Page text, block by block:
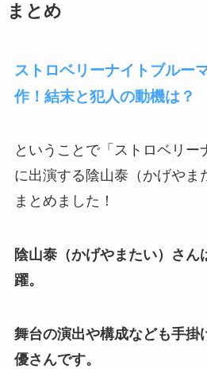
まとめ
ストロベリーナイトブルー
作！結末と犯人の動機は？
ということで「ストロベリー
に出演する陰山泰（かげやま
まとめました！
陰山泰（かげやまたい）さん
躍。
舞台の演出や構成なども手掛
優さんです。